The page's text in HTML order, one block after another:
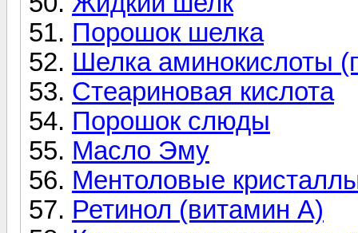
Порошок шелка
Шелка аминокислоты
Стеариновая кислота
Порошок слюды
Масло Эму
Ментоловые
Ретинол (витамин А)